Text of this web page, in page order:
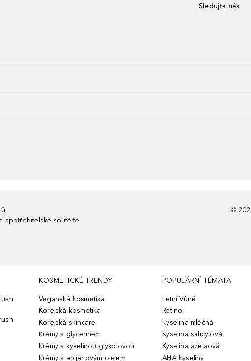
Sledujte nás
spotřebitelské soutěže
©
KOSMETICKÉ TRENDY
Veganská kosmetika
Korejská kosmetika
Korejská skincare
Krémy s glycerinem
Krémy s kyselinou glykolovou
Krémy s arganovým olejem
POPULÁRNÍ TÉMATA
Letní Vůně
Retinol
Kyselina mléčná
Kyselina salicylová
Kyselina azelaová
AHA kyseliny